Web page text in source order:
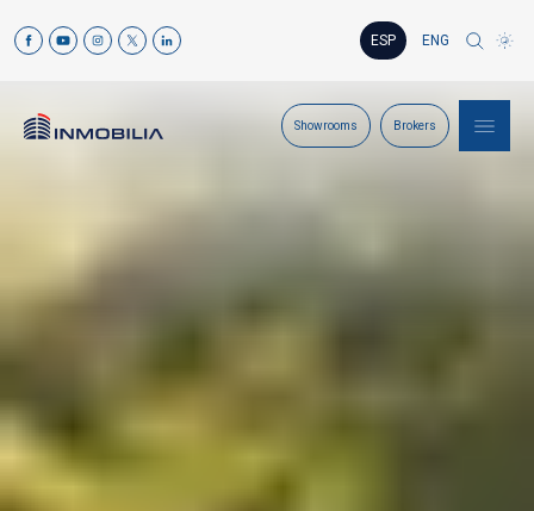
ESP ENG
Showrooms Brokers